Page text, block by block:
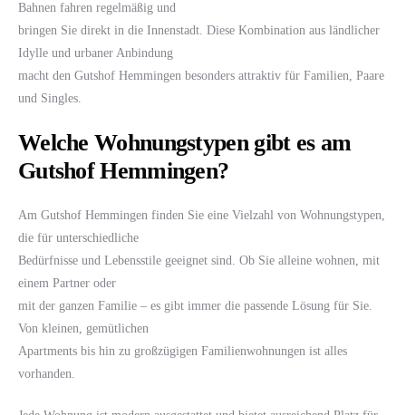
Bahnen fahren regelmäßig und
bringen Sie direkt in die Innenstadt. Diese Kombination aus ländlicher
Idylle und urbaner Anbindung
macht den Gutshof Hemmingen besonders attraktiv für Familien, Paare
und Singles.
Welche Wohnungstypen gibt es am
Gutshof Hemmingen?
Am Gutshof Hemmingen finden Sie eine Vielzahl von Wohnungstypen,
die für unterschiedliche
Bedürfnisse und Lebensstile geeignet sind. Ob Sie alleine wohnen, mit
einem Partner oder
mit der ganzen Familie – es gibt immer die passende Lösung für Sie.
Von kleinen, gemütlichen
Apartments bis hin zu großzügigen Familienwohnungen ist alles
vorhanden.